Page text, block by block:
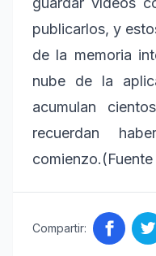
publicarlos, y
de la memoria
nube de la
acumulan
recuerdan
Compartir: